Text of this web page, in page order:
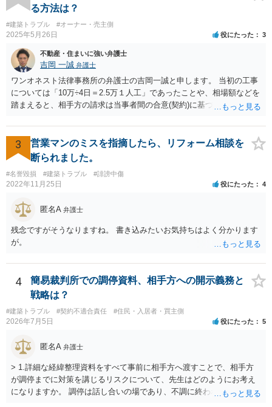
る方法は？
#建築トラブル #オーナー・売主側
2025年5月26日 役にたった 3
不動産・住まいに強い弁護士
吉岡 一誠 弁護士
ワンオネスト法律事務所の弁護士の吉岡一誠と申します。 当初の工事
については「10万÷4日＝2.5万１人工」であったことや、相場額などを
踏まえると、相手方の請求は当事者間の合意(契約)に基づかない不当な
か支払う意向がない旨を伝えて、減額の交渉をすべきでしょう。 相手
方の立場としても、裁判を起こす時間や労力、経済的コストその他裁
判が終わるまでキャッシュが入ってこないことなどがネックになり得
るでしょうから、減額に応じてくる可能性は大いにあるかと思いま
す。
3
営業マンのミスを指摘したら、リフォーム相談を
断られました。
#名誉毀損 #建築トラブル #誹謗中傷
2022年11月25日 役にたった 4
匿名A 弁護士
残念ですがそうなりますね。 書き込みたいお気持ちはよく分かります
が。
4
簡易裁判所での調停資料、相手方への開示義務と
戦略は？
#建築トラブル #契約不適合責任 #住民・入居者・買主側
2026年7月5日 役にたった 5
匿名A 弁護士
> 1.詳細な経緯整理資料をすべて事前に相手方へ渡すことで、相手方
が調停までに対策を講じるリスクについて、先生はどのようにお考え
になりますか。 調停は話し合いの場であり、不調に終われば訴訟で解